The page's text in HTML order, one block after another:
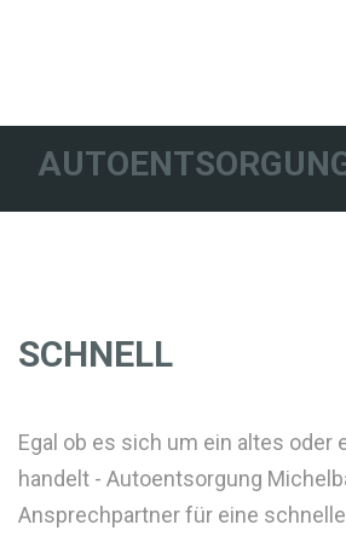
SCHNELL
Egal ob es sich um ein altes oder
handelt - Autoentsorgung
Ansprechpartner für eine